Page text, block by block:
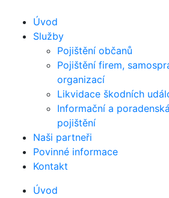
Úvod
Služby
Pojištění občanů
Pojištění firem,
organizací
Likvidace škodních
Informační a
pojištění
Naši partneři
Povinné informace
Kontakt
Úvod